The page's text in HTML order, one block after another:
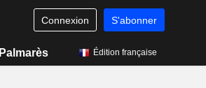
Connexion S'abonner
Palmarès Édition française